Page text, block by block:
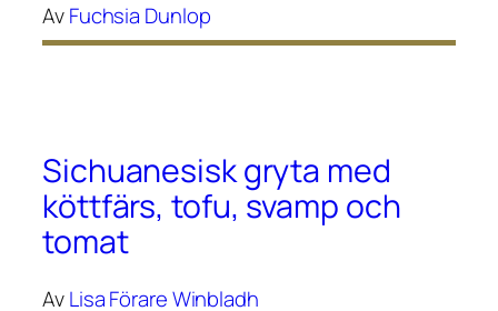
AvFuchsia Dunlop
Sichuanesisk gryta med
köttfärs, tofu, svamp och
tomat
AvLisa Förare Winbladh